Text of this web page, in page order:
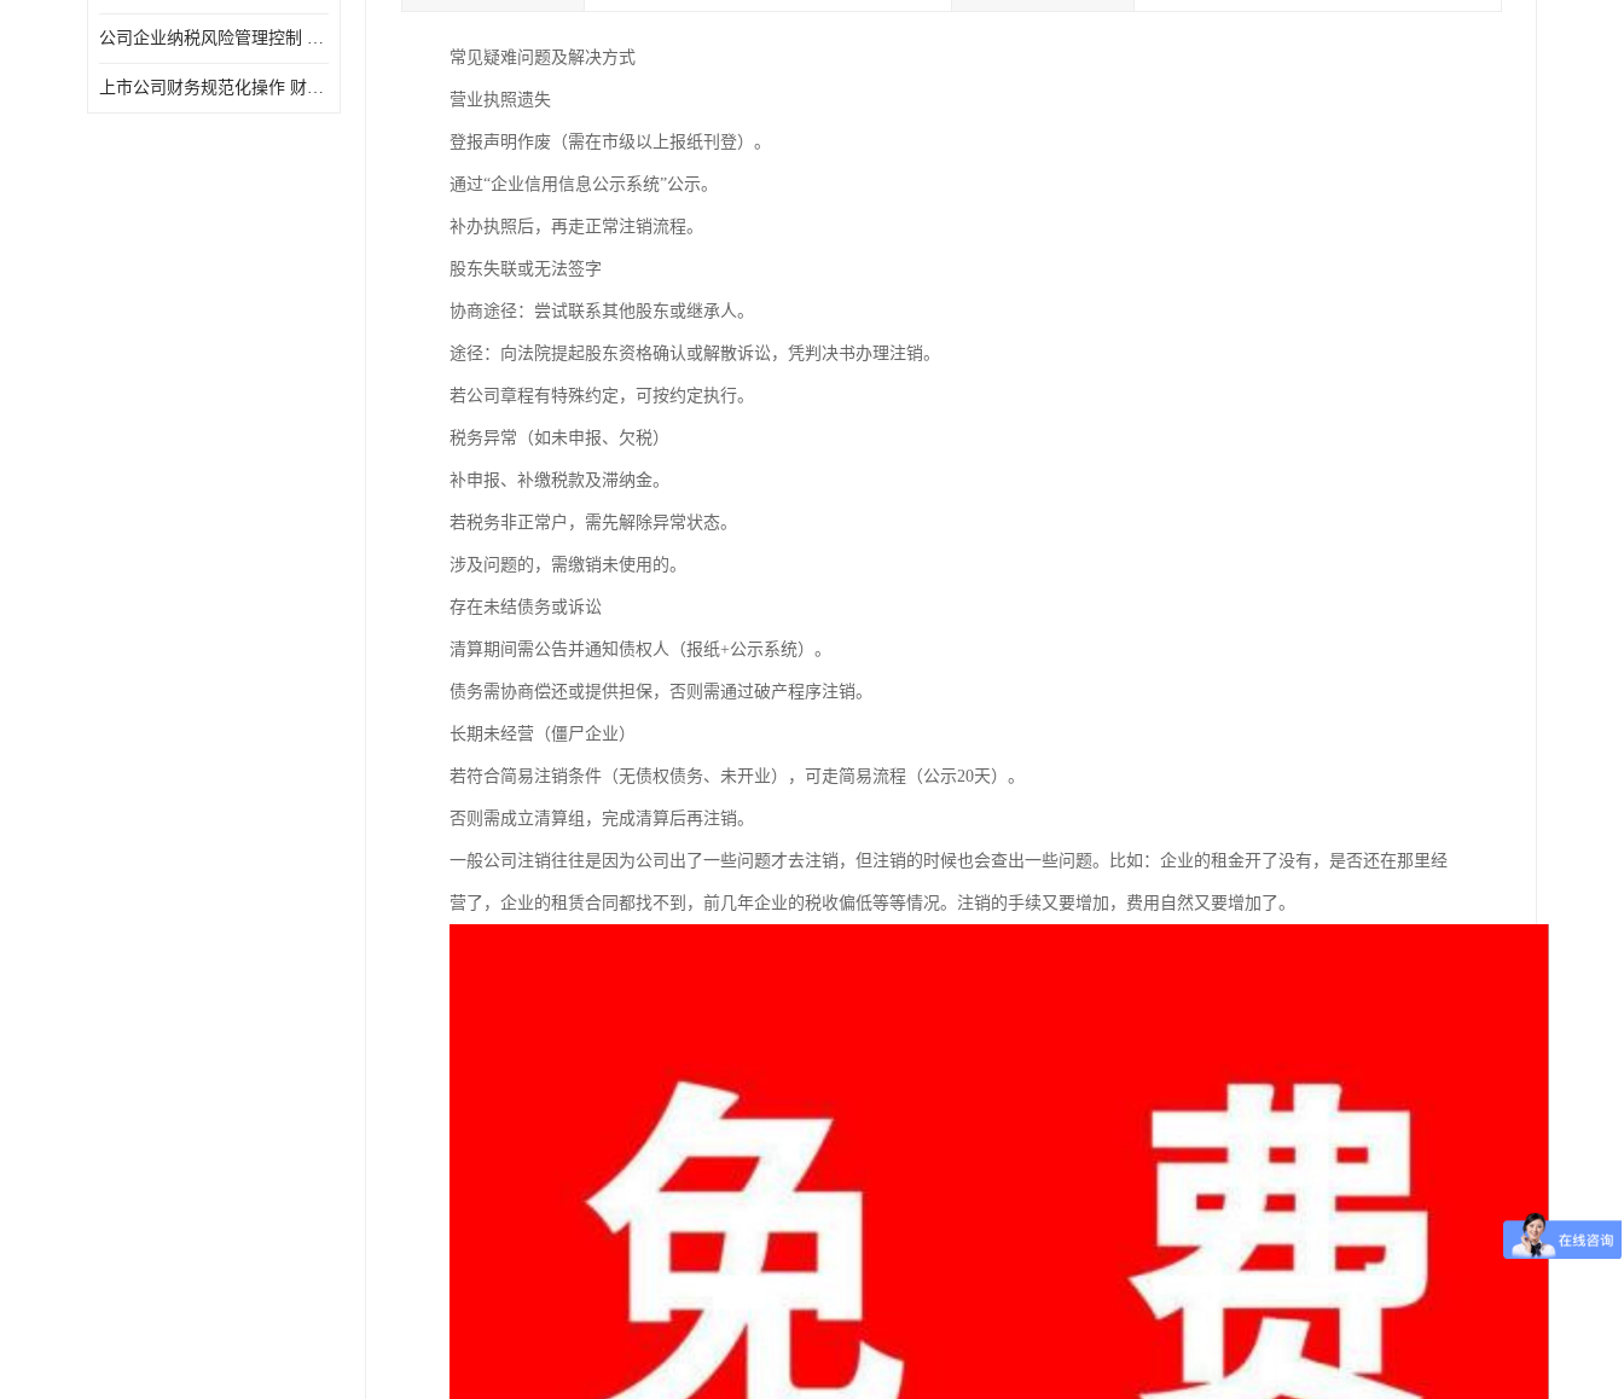
公司企业纳税风险管理控制 财务顾问 操作起来简单易行
上市公司财务规范化操作 财务规范化操作 如何操作
常见疑难问题及解决方式
营业执照遗失
登报声明作废（需在市级以上报纸刊登）。
通过“企业信用信息公示系统”公示。
补办执照后，再走正常注销流程。
股东失联或无法签字
协商途径：尝试联系其他股东或继承人。
途径：向法院提起股东资格确认或解散诉讼，凭判决书办理注销。
若公司章程有特殊约定，可按约定执行。
税务异常（如未申报、欠税）
补申报、补缴税款及滞纳金。
若税务非正常户，需先解除异常状态。
涉及问题的，需缴销未使用的。
存在未结债务或诉讼
清算期间需公告并通知债权人（报纸+公示系统）。
债务需协商偿还或提供担保，否则需通过破产程序注销。
长期未经营（僵尸企业）
若符合简易注销条件（无债权债务、未开业），可走简易流程（公示20天）。
否则需成立清算组，完成清算后再注销。
一般公司注销往往是因为公司出了一些问题才去注销，但注销的时候也会查出一些问题。比如：企业的租金开了没有，是否还在那里经
营了，企业的租赁合同都找不到，前几年企业的税收偏低等等情况。注销的手续又要增加，费用自然又要增加了。